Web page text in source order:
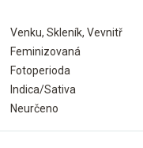
Venku, Skleník, Vevnitř
Feminizovaná
Fotoperioda
Indica/Sativa
Neurčeno